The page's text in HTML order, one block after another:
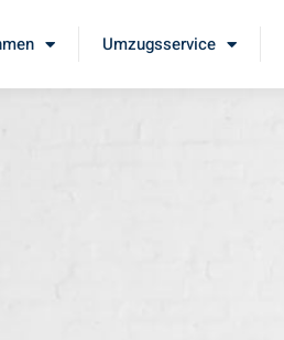
Umzugsservice